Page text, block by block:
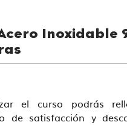
Inoxidable
el curso podrás
de satisfacción y